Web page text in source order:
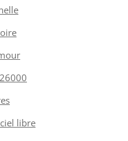
libre